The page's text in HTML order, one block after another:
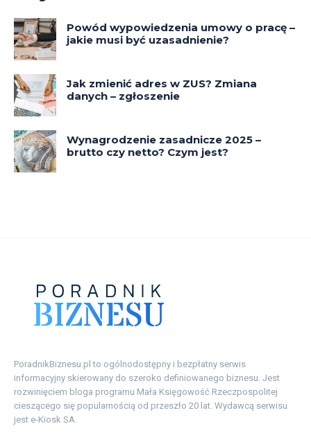
PoradnikBiznesu.pl to ogólnodostępny i bezpłatny serwis
informacyjny skierowany do szeroko definiowanego biznesu. Jest
rozwinięciem bloga programu Mała Księgowość Rzeczpospolitej
cieszącego się popularnością od przeszło 20 lat. Wydawcą serwisu
jest e-Kiosk SA.